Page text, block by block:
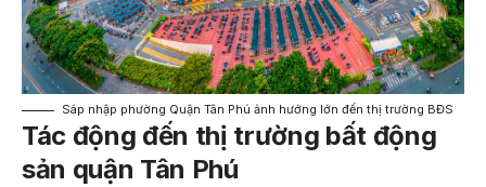
Sáp nhập phường Quận Tân Phú ảnh hướng lớn đến thị trường BĐS
Tác động đến thị trường bất động
sản quận Tân Phú